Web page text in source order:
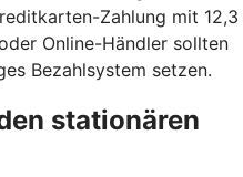
Zahlung mit 12,3
Online-Händler sollten
Bezahlsystem setzen.
stationären